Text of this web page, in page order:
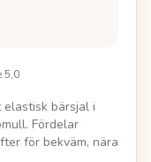
5,0
bärsjal i
Fördelar
för bekväm, nära